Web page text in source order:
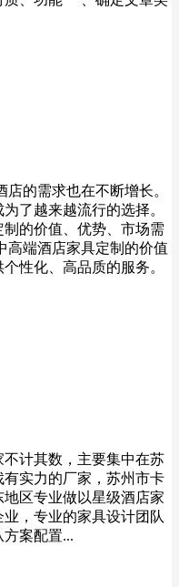
的需求也在不断增长。
了越来越流行的选择。
的价值、优势、市场需
高端酒店家具定制的价值
性化、高品质的服务。
计其数，主要集中在苏
实力的厂家，苏州市卡
区专业做以星级酒店家
，专业的家具设计团队
案配置...